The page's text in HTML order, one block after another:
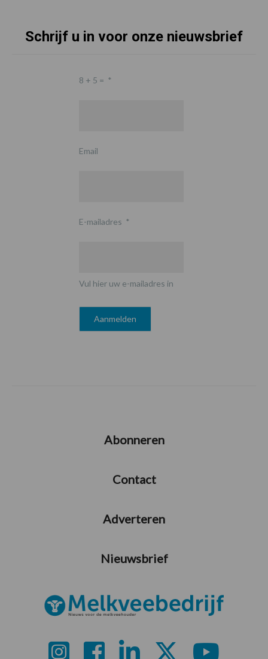
Schrijf u in voor onze nieuwsbrief
8 + 5 = *
Email
E-mailadres *
Vul hier uw e-mailadres in
Abonneren
Contact
Adverteren
Nieuwsbrief